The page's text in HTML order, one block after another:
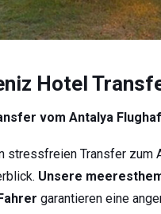
Hotel
vom Antalya
stressfreien Transfer zum
Unsere
garantieren eine